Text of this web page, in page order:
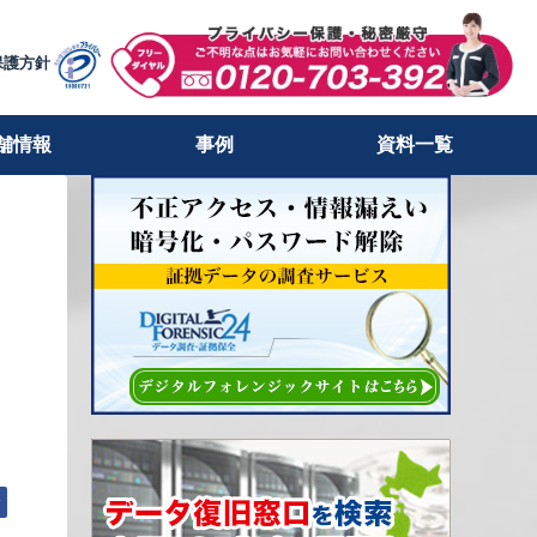
護方針
情報 事例 資料一覧